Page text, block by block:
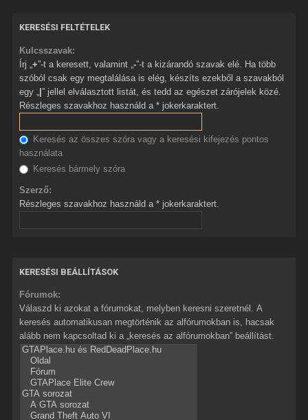
KERESÉSI FELTÉTELEK
Kulcsszavak:
Írj „ +”-t a keresett, valamint „ -”-t a kizárandó szavak elé. Ha több
szóból csak egy megtalálása is elég, készíts ezekből a szavakból
egy „ |” jellel elválasztott listát, és tedd az egészet zárójelek közé.
Részleges szavakhoz használd a * jokerkaraktert.
Keresés az összes szóra vagy a keresési kifejezés pontos
használata
Keresés bármely szóra
Szerző:
Részleges szavakhoz használd a * jokerkaraktert.
KERESÉSI BEÁLLÍTÁSOK
Fórumok:
Válaszd ki azokat a fórumokat, melyben keresni szeretnél. A
keresés automatikusan megtörténik az alfórumokban is, hacsak
alább nem kapcsoltad ki a „keresés az alfórumokban” beállítást.